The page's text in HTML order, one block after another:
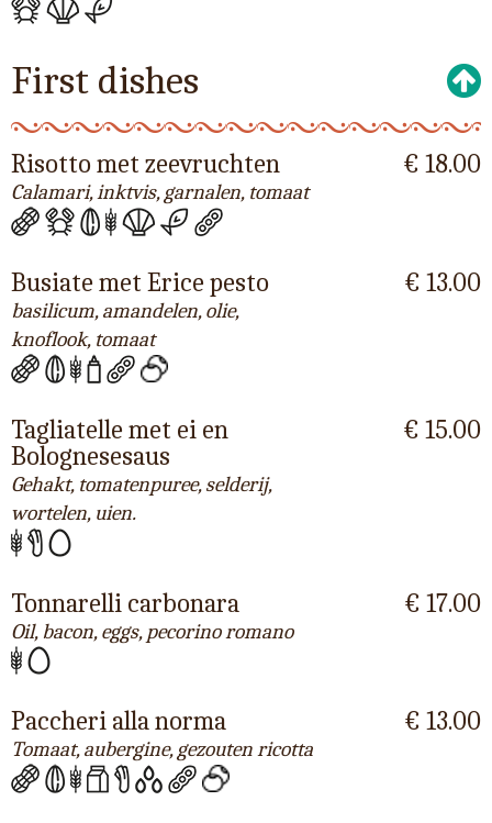
First dishes
Risotto met zeevruchten
Calamari, inktvis, garnalen, tomaat
€ 18.00
Busiate met Erice pesto
basilicum, amandelen, olie,
knoflook, tomaat
€ 13.00
Tagliatelle met ei en
Bolognesesaus
Gehakt, tomatenpuree, selderij,
wortelen, uien.
€ 15.00
Tonnarelli carbonara
Oil, bacon, eggs, pecorino romano
€ 17.00
Paccheri alla norma
Tomaat, aubergine, gezouten ricotta
€ 13.00